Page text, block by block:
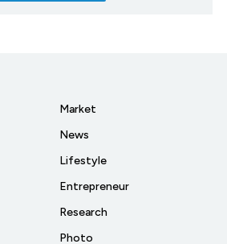
Market
News
Lifestyle
Entrepreneur
Research
Photo